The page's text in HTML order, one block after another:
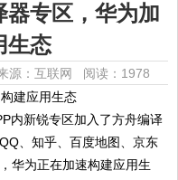
器专区，华为加
生态
源：互联网 阅读：1978
内新锐专区加入了方舟编译
、知乎、百度地图、京东
华为正在加速构建应用生